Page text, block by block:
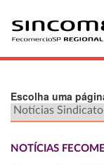
Escolha uma
NOTÍCIAS